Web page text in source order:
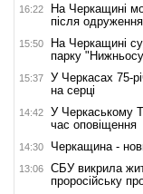
16:22
На Черкащині
після одруження
15:50
На Черкащині
парку
15:37
У Черкасах 75-
на серці
14:42
У Черкаському
час оповіщення
14:30 Черкащина -
13:06
СБУ викрила
проросійську